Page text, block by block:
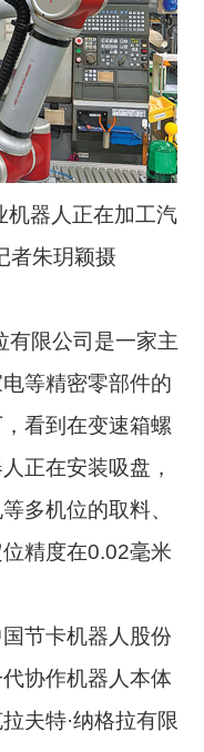
器人正在加工汽
者朱玥颖摄
限公司是一家主
等精密零部件的
看到在变速箱螺
正在安装吸盘，
多机位的取料、
精度在0.02毫米
节卡机器人股份
协作机器人本体
夫特·纳格拉有限